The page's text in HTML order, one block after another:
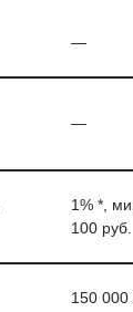
—
—
1% *,
100 руб.
150 000